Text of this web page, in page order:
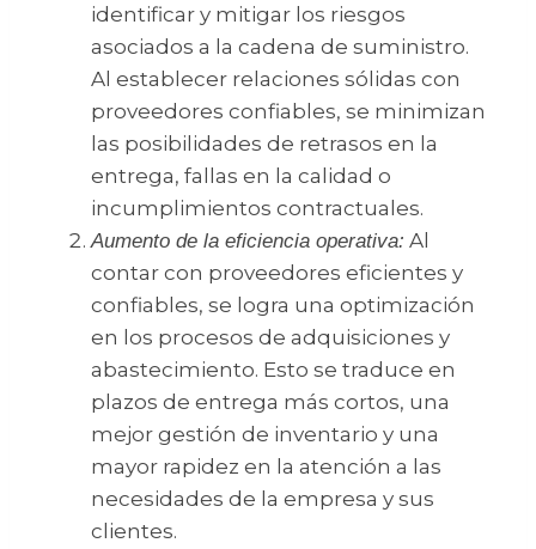
identificar y mitigar los riesgos
asociados a la cadena de suministro.
Al establecer relaciones sólidas con
proveedores confiables, se minimizan
las posibilidades de retrasos en la
entrega, fallas en la calidad o
incumplimientos contractuales.
Aumento de la eficiencia operativa: Al
contar con proveedores eficientes y
confiables, se logra una optimización
en los procesos de adquisiciones y
abastecimiento. Esto se traduce en
plazos de entrega más cortos, una
mejor gestión de inventario y una
mayor rapidez en la atención a las
necesidades de la empresa y sus
clientes.